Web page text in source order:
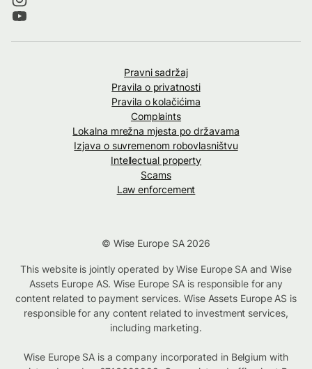
Pravni sadržaj
Pravila o privatnosti
Pravila o kolačićima
Complaints
Lokalna mrežna mjesta po državama
Izjava o suvremenom robovlasništvu
Intellectual property
Scams
Law enforcement
© Wise Europe SA 2026
This website is jointly operated by Wise Europe SA and Wise
Assets Europe AS. Wise Europe SA is responsible for any
content related to payment services. Wise Assets Europe AS is
responsible for any content related to investment services,
including marketing.
Wise Europe SA is a company incorporated in Belgium with